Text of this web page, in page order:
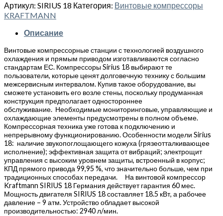
Артикул: SIRIUS 18 Категория: Винтовые компрессоры
KRAFTMANN
Описание
Винтовые компрессорные станции с технологией воздушного
охлаждения и прямым приводом изготавливаются согласно
стандартам ЕС. Компрессоры Sirius 18 выбирают те
пользователи, которые ценят долговечную технику с большим
межсервисным интервалом. Купив такое оборудование, вы
сможете установить его возле стены, поскольку продуманная
конструкция предполагает одностороннее
обслуживание. Необходимые мониторинговые, управляющие и
охлаждающие элементы предусмотрены в полном объеме.
Компрессорная техника уже готова к подключению и
непрерывному функционированию. Особенности модели Sirius
18: наличие звукопоглощающего кожуха (грязеотталкивающее
исполнение); эффективная защита от вибраций; электрощит
управления с высоким уровнем защиты, встроенный в корпус;
КПД прямого привода 99,95 %, что значительно больше, чем при
традиционных способах передачи. На винтовой компрессор
Kraftmann SIRIUS 18 Германия действует гарантия 60 мес.
Мощность двигателя SIRIUS 18 составляет 18.5 кВт, а рабочее
давление – 9 атм. Устройство обладает высокой
производительностью: 2940 л/мин.